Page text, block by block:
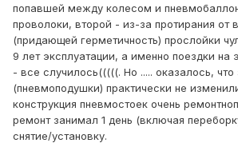
попавшей между колесом и
проволоки, второй - из-за протирания от
(придающей герметичность) прослойки
9 лет эксплуатации, а именно поездки на
- все случилось(((((. Но ..... оказалось, что
(пневмоподушки) практически не
конструкция пневмостоек очень
ремонт занимал 1 день (включая
снятие/установку.